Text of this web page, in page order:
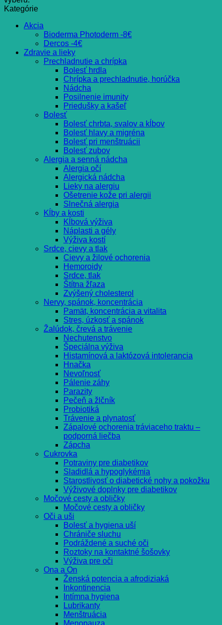
Kategórie
Akcia
Bioderma Photoderm -8€
Dercos -4€
Zdravie a lieky
Prechladnutie a chrípka
Bolesť hrdla
Chrípka a prechladnutie, horúčka
Nádcha
Posilnenie imunity
Priedušky a kašeľ
Bolesť
Bolesť chrbta, svalov a kĺbov
Bolesť hlavy a migréna
Bolesť pri menštruácii
Bolesť zubov
Alergia a senná nádcha
Alergia očí
Alergická nádcha
Lieky na alergiu
Ošetrenie kože pri alergii
Slnečná alergia
Kĺby a kosti
Kĺbová výživa
Náplasti a gély
Výživa kostí
Srdce, cievy a tlak
Cievy a žilové ochorenia
Hemoroidy
Srdce, tlak
Štítna žľaza
Zvýšený cholesterol
Nervy, spánok, koncentrácia
Pamät, koncentrácia a vitalita
Stres, úzkosť a spánok
Žalúdok, črevá a trávenie
Nechutenstvo
Špeciálna výživa
Histamínová a laktózová intolerancia
Hnačka
Nevoľnosť
Pálenie záhy
Parazity
Pečeň a žlčník
Probiotiká
Trávenie a plynatosť
Zápalové ochorenia tráviaceho traktu –
podporná liečba
Zápcha
Cukrovka
Potraviny pre diabetikov
Sladidlá a hypoglykémia
Starostlivosť o diabetické nohy a pokožku
Výživové doplnky pre diabetikov
Močové cesty a obličky
Močové cesty a obličky
Oči a uši
Bolesť a hygiena uší
Chrániče sluchu
Podráždené a suché oči
Roztoky na kontaktné šošovky
Výživa pre oči
Ona a On
Ženská potencia a afrodiziaká
Inkontinencia
Intímna hygiena
Lubrikanty
Menštruácia
Menopauza